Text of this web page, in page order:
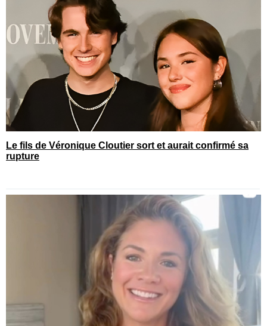
Le fils de Véronique Cloutier sort et aurait confirmé sa
rupture